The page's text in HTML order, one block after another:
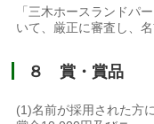
「三木ホースランドパ
いて、厳正に審査し、
８ 賞・賞品
(1)名前が採用された方